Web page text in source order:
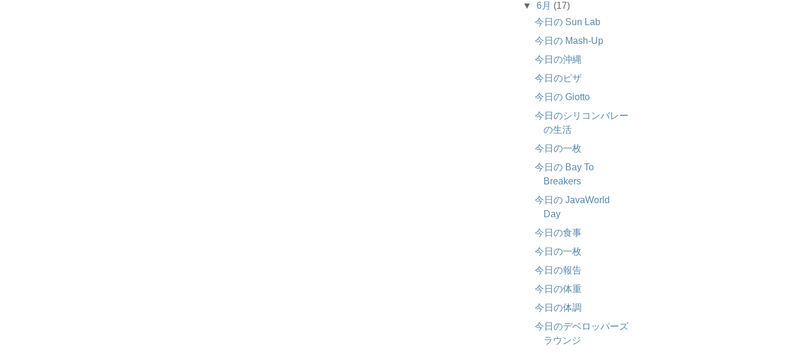
▼6月 (17)
今日の Sun Lab
今日の Mash-Up
今日の沖縄
今日のピザ
今日の Giotto
今日のシリコンバレー
の生活
今日の一枚
今日の Bay To
Breakers
今日の JavaWorld
Day
今日の食事
今日の一枚
今日の報告
今日の体重
今日の体調
今日のデベロッパーズ
ラウンジ